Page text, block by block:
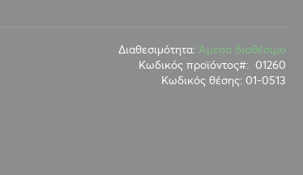
Διαθεσιμότητα: Άμεσα διαθέσιμο
Κωδικός προϊόντος
01260
Κωδικός θέσης: 01-0513